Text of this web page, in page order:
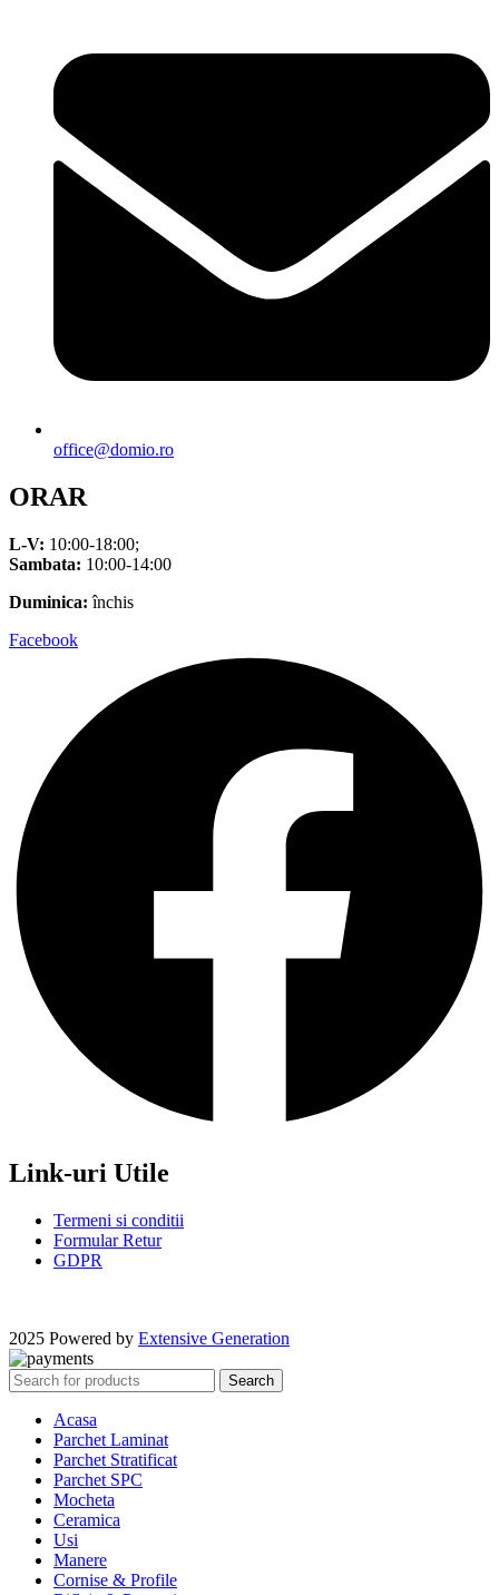
office@domio.ro
ORAR
L-V: 10:00-18:00;
Sambata: 10:00-14:00
Duminica: închis
Facebook
Link-uri Utile
Termeni si conditii
Formular Retur
GDPR
2025 Powered by Extensive Generation
Search
Acasa
Parchet Laminat
Parchet Stratificat
Parchet SPC
Mocheta
Ceramica
Usi
Manere
Cornise & Profile